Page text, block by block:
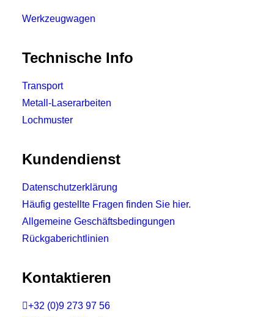
Werkzeugwagen
Technische Info
Transport
Metall-Laserarbeiten
Lochmuster
Kundendienst
Datenschutzerklärung
Häufig gestellte Fragen finden Sie hier.
Allgemeine Geschäftsbedingungen
Rückgaberichtlinien
Kontaktieren
+32 (0)9 273 97 56